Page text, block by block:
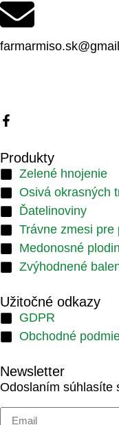
Produkty
Zelené hnojenie
Osivá okrasných
Ďatelinoviny
Trávne zmesi pre
Medonosné
Zvýhodnené
Užitočné odkazy
GDPR
Obchodné
Newsletter
Odoslaním súhlasíte